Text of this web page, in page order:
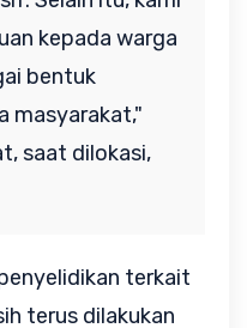
kepada warga
bentuk
masyarakat,"
saat dilokasi,
terkait
terus dilakukan